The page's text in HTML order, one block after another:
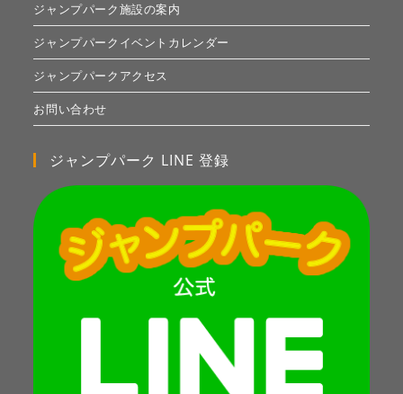
ジャンプパーク施設の案内
ジャンプパークイベントカレンダー
ジャンプパークアクセス
お問い合わせ
ジャンプパーク LINE 登録